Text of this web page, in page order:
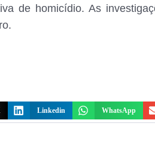
de homicídio. As
Linkedin WhatsApp